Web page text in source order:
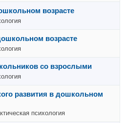
возрасте
возрасте
со взрослыми
развития в дошкольном
психология